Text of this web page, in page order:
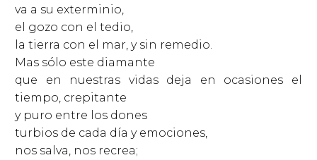
va a su exterminio,
el gozo con el tedio,
la tierra con el mar, y sin remedio.
Mas sólo este diamante
que en nuestras vidas deja en ocasiones el
tiempo, crepitante
y puro entre los dones
turbios de cada día y emociones,
nos salva, nos recrea;